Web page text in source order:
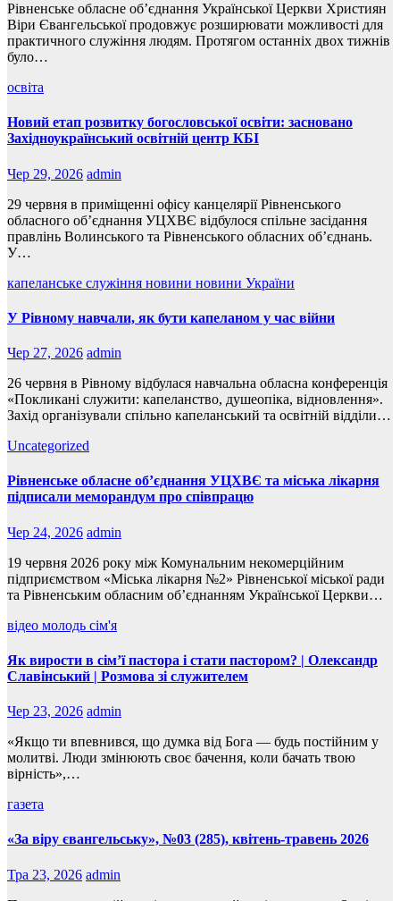
Рівненське обласне об’єднання Української Церкви Християн
Віри Євангельської продовжує розширювати можливості для
практичного служіння людям. Протягом останніх двох тижнів
було…
освіта
Новий етап розвитку богословської освіти: засновано
Західноукраїнський освітній центр КБІ
Чер 29, 2026 admin
29 червня в приміщенні офісу канцелярії Рівненського
обласного об’єднання УЦХВЄ відбулося спільне засідання
правлінь Волинського та Рівненського обласних об’єднань.
У…
капеланське служіння новини новини України
У Рівному навчали, як бути капеланом у час війни
Чер 27, 2026 admin
26 червня в Рівному відбулася навчальна обласна конференція
«Покликані служити: капеланство, душеопіка, відновлення».
Захід організували спільно капеланський та освітній відділи…
Uncategorized
Рівненське обласне об’єднання УЦХВЄ та міська лікарня
підписали меморандум про співпрацю
Чер 24, 2026 admin
19 червня 2026 року між Комунальним некомерційним
підприємством «Міська лікарня №2» Рівненської міської ради
та Рівненським обласним об’єднанням Української Церкви…
відео молодь сім'я
Як вирости в сім’ї пастора і стати пастором? | Олександр
Славінський | Розмова зі служителем
Чер 23, 2026 admin
«Якщо ти впевнився, що думка від Бога — будь постійним у
молитві. Люди змінюють своє бачення, коли бачать твою
вірність»,…
газета
«За віру євангельську», №03 (285), квітень-травень 2026
Тра 23, 2026 admin